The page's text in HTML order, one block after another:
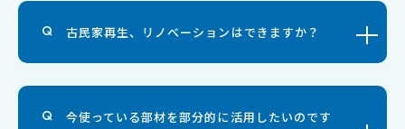
古民家再生、リノベーションはできますか？
今使っている部材を部分的に活用したいのです